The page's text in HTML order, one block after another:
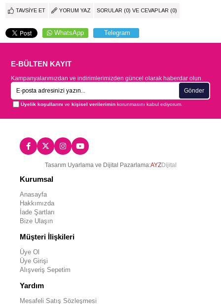
TAVSIYE ET YORUM YAZ SORULAR (0) VE CEVAPLAR (0)
WhatsApp Telegram
E-BÜLTEN KAYIT
Kampanyalarımızdan ve indirimlerimizden güncel olarak haberdar olun.
Gönder
Üyelik koşullarını vekişisel verilerimin korunmasını kabul ediyorum.
Tasarım Uyarlama ve Dijital Pazarlama:AYZDijital
Kurumsal
Anasayfa
Hakkımızda
İade Şartları
Bize Ulaşın
Müşteri İlişkileri
Üye Ol
Üye Girişi
Alışveriş Sepetim
Yardım
Mesafeli Satış Sözleşmesi